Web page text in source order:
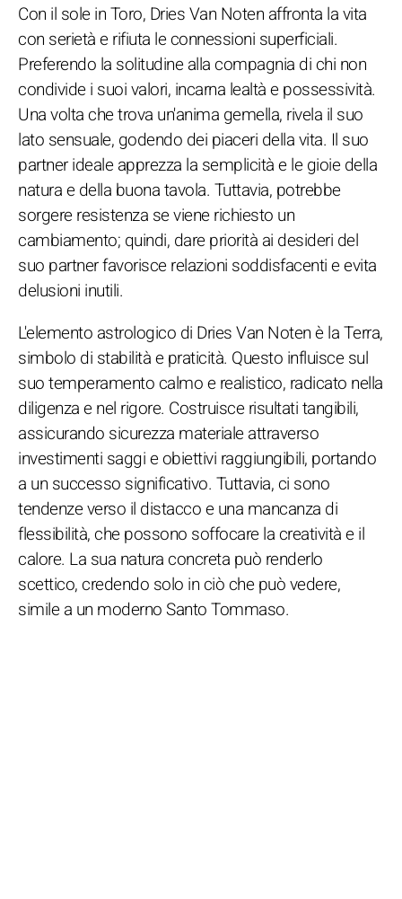
Con il sole in Toro, Dries Van Noten affronta la vita
con serietà e rifiuta le connessioni superficiali.
Preferendo la solitudine alla compagnia di chi non
condivide i suoi valori, incarna lealtà e possessività.
Una volta che trova un'anima gemella, rivela il suo
lato sensuale, godendo dei piaceri della vita. Il suo
partner ideale apprezza la semplicità e le gioie della
natura e della buona tavola. Tuttavia, potrebbe
sorgere resistenza se viene richiesto un
cambiamento; quindi, dare priorità ai desideri del
suo partner favorisce relazioni soddisfacenti e evita
delusioni inutili.
L'elemento astrologico di Dries Van Noten è la Terra,
simbolo di stabilità e praticità. Questo influisce sul
suo temperamento calmo e realistico, radicato nella
diligenza e nel rigore. Costruisce risultati tangibili,
assicurando sicurezza materiale attraverso
investimenti saggi e obiettivi raggiungibili, portando
a un successo significativo. Tuttavia, ci sono
tendenze verso il distacco e una mancanza di
flessibilità, che possono soffocare la creatività e il
calore. La sua natura concreta può renderlo
scettico, credendo solo in ciò che può vedere,
simile a un moderno Santo Tommaso.